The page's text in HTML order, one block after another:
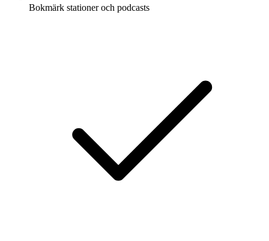
Bokmärk stationer och podcasts